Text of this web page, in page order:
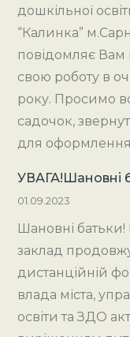
дошкільної
“Калинка”
повідомляє Вам
свою роботу в
року. Просимо
садочок,
для оформлення
УВАГА!Шановні
01.09.2023
Шановні
заклад
дистанційній
влада міста,
освіти та ЗДО